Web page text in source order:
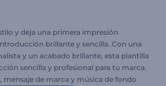
y deja una primera impresión
brillante y sencilla. Con una
y un acabado brillante, esta plantilla
sencilla y profesional para tu marca.
mensaje de marca y música de fondo